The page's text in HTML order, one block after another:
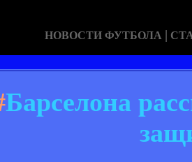
НОВОСТИ ФУТБОЛА |
Барселона